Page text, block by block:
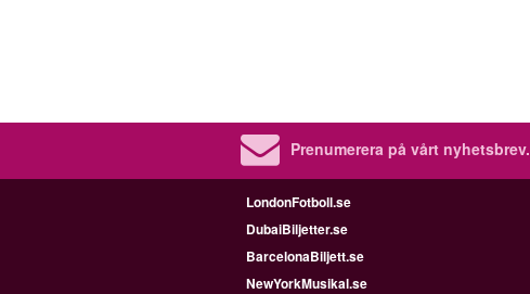
Prenumerera på vårt nyhetsbrev.
LondonFotboll.se
DubaiBiljetter.se
BarcelonaBiljett.se
NewYorkMusikal.se